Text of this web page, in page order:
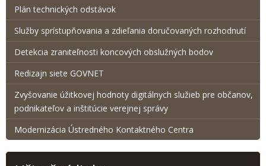
Plán technických odstávok
Služby sprístupňovania a zdieľania doručovaných rozhodnutí
Detekcia zraniteľnosti koncových obslužných bodov
Redizajn siete GOVNET
Zvyšovanie úžitkovej hodnoty digitálnych služieb pre občanov,
podnikateľov a inštitúcie verejnej správy
Modernizácia Ústredného Kontaktného Centra